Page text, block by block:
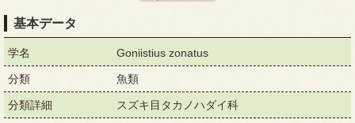
基本データ
学名 Goniistius zonatus
分類 魚類
分類詳細 スズキ目タカノハダイ科